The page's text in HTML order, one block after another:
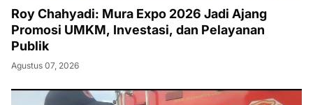
Roy Chahyadi: Mura Expo 2026 Jadi Ajang
Promosi UMKM, Investasi, dan Pelayanan
Publik
Agustus 07, 2026